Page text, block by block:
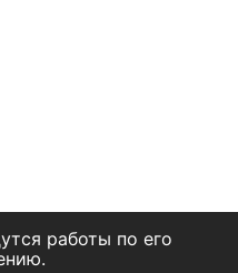
работы по его